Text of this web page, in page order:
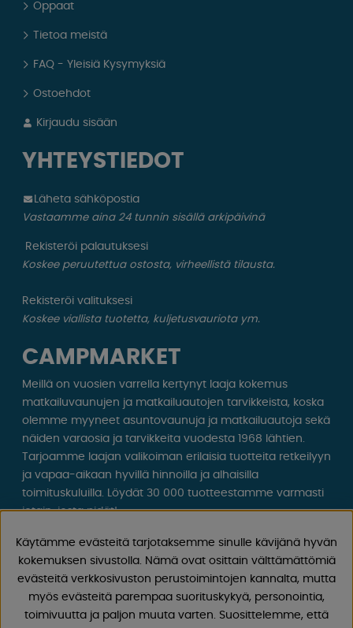
Oppaat
Tietoa meistä
FAQ - Yleisiä Kysymyksiä
Ostoehdot
Kirjaudu sisään
YHTEYSTIEDOT
Läheta sähköpostia
Vastaamme aina 24 tunnin sisällä arkipäivinä
Rekisteröi palautuksesi
Koskee peruutettua ostosta, virheellistä tilausta.
Rekisteröi valituksesi
Koskee viallista tuotetta, kuljetusvauriota ym.
CAMPMARKET
Meillä on vuosien varrella kertynyt laaja kokemus
matkailuvaunujen ja matkailuautojen tarvikkeista, koska
olemme myyneet asuntovaunuja ja matkailuautoja sekä
näiden varaosia ja tarvikkeita vuodesta 1968 lähtien.
Tarjoamme laajan valikoiman erilaisia ​​tuotteita retkeilyyn
ja vapaa-aikaan hyvillä hinnoilla ja alhaisilla
toimituskuluilla. Löydät 30 000 tuotteestamme varmasti
jotain, josta pidät!
Seuraa meitä Facebookissa ja Instagramissa saadaksesi
inspiraatiota, uutisia ja ainutlaatuisia tarjouksia.
Leirintäelämä alkaa meiltä!
Käytämme evästeitä tarjotaksemme sinulle kävijänä hyvän
kokemuksen sivustolla. Nämä ovat osittain välttämättömiä
evästeitä verkkosivuston perustoimintojen kannalta, mutta
myös evästeitä parempaa suorituskykyä, personointia,
toimivuutta ja paljon muuta varten. Suosittelemme, että